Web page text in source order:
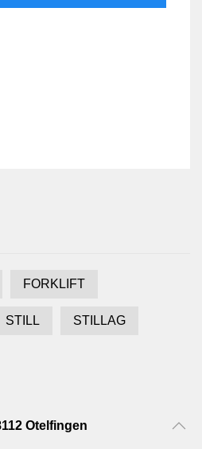
FORKLIFT
STILL STILLAG
Otelfingen